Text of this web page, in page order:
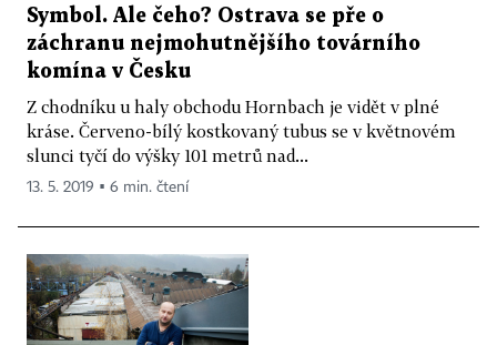
Symbol. Ale čeho? Ostrava se pře o
záchranu nejmohutnějšího továrního
komína v Česku
Z chodníku u haly obchodu Hornbach je vidět v plné
kráse. Červeno-bílý kostkovaný tubus se v květnovém
slunci tyčí do výšky 101 metrů nad...
13. 5. 2019 ▪ 6 min. čtení